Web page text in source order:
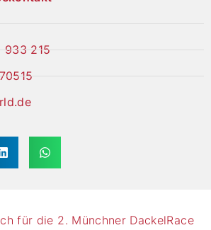
933 215
für die 2. Münchner DackelRace